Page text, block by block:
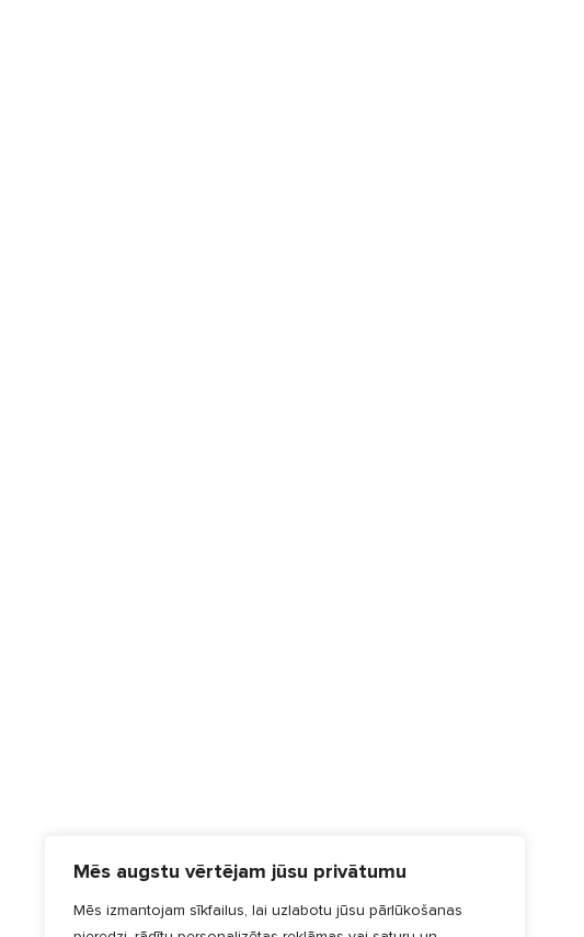
Mēs augstu vērtējam jūsu privātumu
Mēs izmantojam sīkfailus, lai uzlabotu jūsu pārlūkošanas